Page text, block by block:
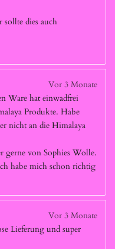
dies auch
Vor 3 Monate
Ware hat einwadfrei
Produkte. Habe
nicht an die Himalaya
gerne von Sophies Wolle.
habe mich schon richtig
Vor 3 Monate
Lieferung und super